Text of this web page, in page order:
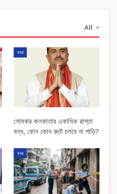
All
খবর
সোমবার কলকাতার একাধিক রাস্তা
বন্ধ, কোন কোন রুটে চলবে না গাড়ি?
খবর